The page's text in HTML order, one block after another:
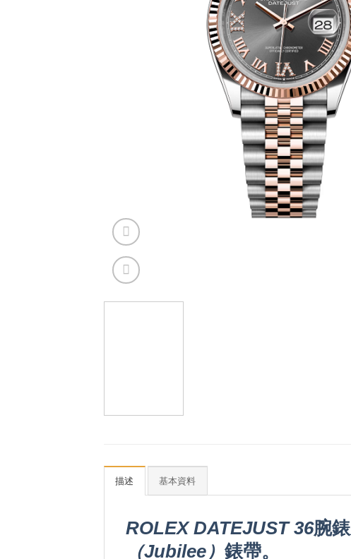
描述 基本資料
ROLEX DATEJUST 36腕錶
（Jubilee） 錶帶。